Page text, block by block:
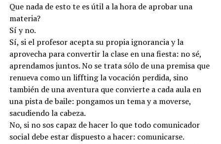
Que nada de esto te es útil a la hora de aprobar una
materia?
Sí y no.
Sí, si el profesor acepta su propia ignorancia y la
aprovecha para convertir la clase en una fiesta: no sé,
aprendamos juntos. No se trata sólo de una premisa que
renueva como un liffting la vocación perdida, sino
también de una aventura que convierte a cada aula en
una pista de baile: pongamos un tema y a moverse,
sacudiendo la cabeza.
No, si no sos capaz de hacer lo que todo comunicador
social debe estar dispuesto a hacer: comunicarse.